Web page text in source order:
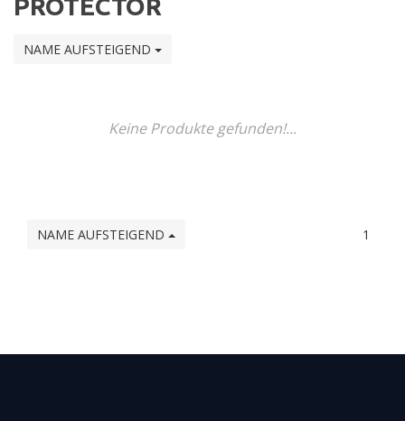
PROTECTOR
NAME AUFSTEIGEND
Keine Produkte gefunden!...
NAME AUFSTEIGEND 1